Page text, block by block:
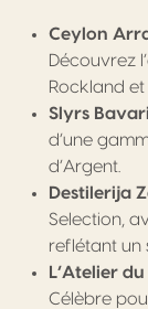
Ceylon
Découvrez
Rockland et
Slyrs
d’une
d’Argent.
Destilerija
Selection,
reflétant un
L’Atelier
Célèbre